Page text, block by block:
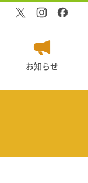
お知らせ